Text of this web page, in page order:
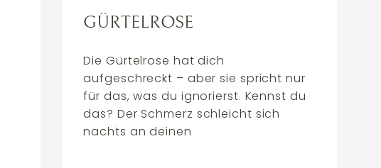
GÜRTELROSE
Die Gürtelrose hat dich
aufgeschreckt – aber sie spricht nur
für das, was du ignorierst. Kennst du
das? Der Schmerz schleicht sich
nachts an deinen